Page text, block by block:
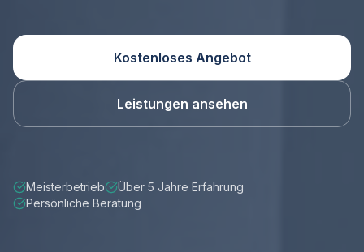
Kostenloses Angebot
Leistungen ansehen
Meisterbetrieb
Über 5 Jahre Erfahrung
Persönliche Beratung